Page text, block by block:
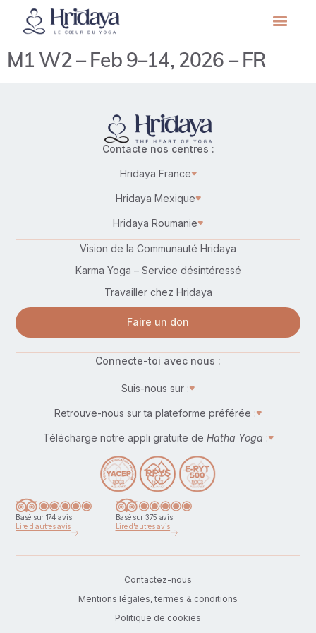
M1 W2 – Feb 9–14, 2026 – FR
Contacte nos centres :
Hridaya France
Hridaya Mexique
Hridaya Roumanie
Vision de la Communauté Hridaya
Karma Yoga – Service désintéressé
Travailler chez Hridaya
Faire un don
Connecte-toi avec nous :
Suis-nous sur :
Retrouve-nous sur ta plateforme préférée :
Télécharge notre appli gratuite de Hatha Yoga :
Basé sur 174 avis
Lire d'autres avis
Basé sur 375 avis
Lire d'autres avis
Contactez-nous
Mentions légales, termes & conditions
Politique de cookies